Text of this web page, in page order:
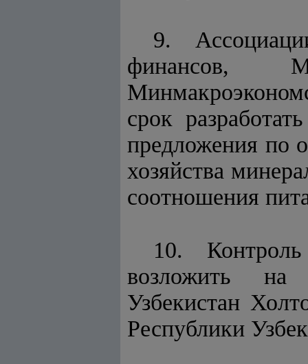
9.
финансов,
срок
предложения по
хозяйства
соотношения
10.
возложить на
Узбекистан
Республики